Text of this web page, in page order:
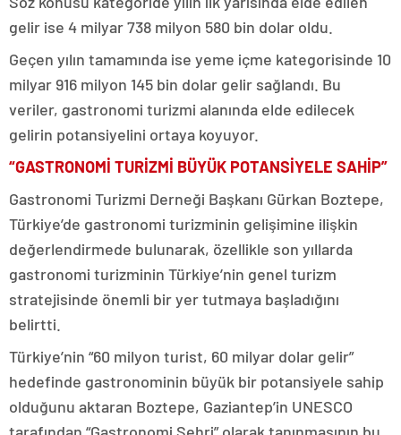
gelir ise 4 milyar 738 milyon 580 bin dolar oldu.
Geçen yılın tamamında ise yeme içme kategorisinde 10
milyar 916 milyon 145 bin dolar gelir sağlandı. Bu
veriler, gastronomi turizmi alanında elde edilecek
gelirin potansiyelini ortaya koyuyor.
“GASTRONOMİ TURİZMİ BÜYÜK POTANSİYELE SAHİP”
Gastronomi Turizmi Derneği Başkanı Gürkan Boztepe,
Türkiye’de gastronomi turizminin gelişimine ilişkin
değerlendirmede bulunarak, özellikle son yıllarda
gastronomi turizminin Türkiye’nin genel turizm
stratejisinde önemli bir yer tutmaya başladığını
belirtti.
Türkiye’nin “60 milyon turist, 60 milyar dolar gelir”
hedefinde gastronominin büyük bir potansiyele sahip
olduğunu aktaran Boztepe, Gaziantep’in UNESCO